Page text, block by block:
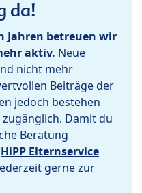
da!
Jahren betreuen wir
aktiv. Neue
nicht mehr
Beiträge der
jedoch bestehen
Damit du
Beratung
HiPP Elternservice
gerne zur